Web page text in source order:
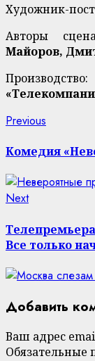
Художник-
Авторы
Майоров,
Производство:
Continue
Reading
Previous
Комедия
NextNext
Все только
Добавить
Ваш адрес
Обязательные